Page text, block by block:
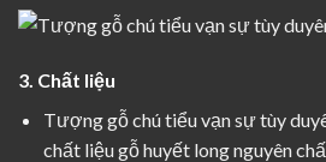
3. Chất liệu
Tượng gỗ chú tiểu vạn sự tùy
chất liệu gỗ huyết long nguyên